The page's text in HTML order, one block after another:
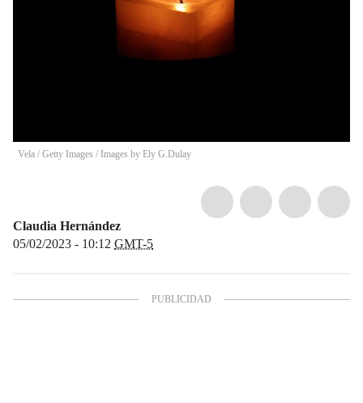
Vela / Getty Images / Images by Ely G.Dulay
Claudia Hernández
05/02/2023 - 10:12 GMT-5